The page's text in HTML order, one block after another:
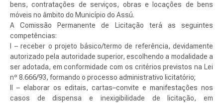
bens, contratações de serviços, obras e locações de bens
móveis no âmbito do Município do Assú.
A Comissão Permanente de Licitação terá as seguintes
competências:
I – receber o projeto básico/termo de referência, devidamente
autorizado pela autoridade superior, escolhendo a modalidade a
ser adotada, em conformidade com os critérios previstos na Lei
nº 8.666/93, formando o processo administrativo licitatório;
II – elaborar os editais, cartas–convite e manifestações nos
casos de dispensa e inexigibilidade de licitação, em